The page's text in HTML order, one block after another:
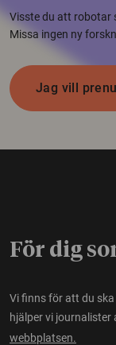
Visste du att robotar
Missa ingen ny
Jag vill
För dig
Vi finns för att du
hjälper vi
webbplatsen.